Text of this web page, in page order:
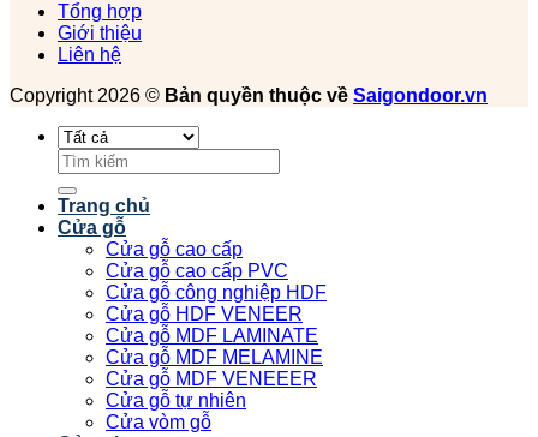
Tổng hợp
Giới thiệu
Liên hệ
Copyright 2026 © Bản quyền thuộc về Saigondoor.vn
Tìm
kiếm:
Trang chủ
Cửa gỗ
Cửa gỗ cao cấp
Cửa gỗ cao cấp PVC
Cửa gỗ công nghiệp HDF
Cửa gỗ HDF VENEER
Cửa gỗ MDF LAMINATE
Cửa gỗ MDF MELAMINE
Cửa gỗ MDF VENEEER
Cửa gỗ tự nhiên
Cửa vòm gỗ